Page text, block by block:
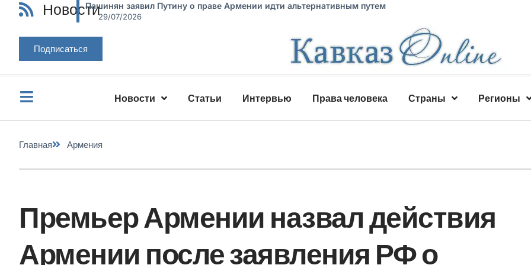
НовостиПашинян заявил Путину о праве Армении идти альтернативным путем
29/07/2026
Подписаться
Новости Статьи Интервью Права человека Страны Регионы
Главная Армения
Премьер Армении назвал действия
Армении после заявления РФ о